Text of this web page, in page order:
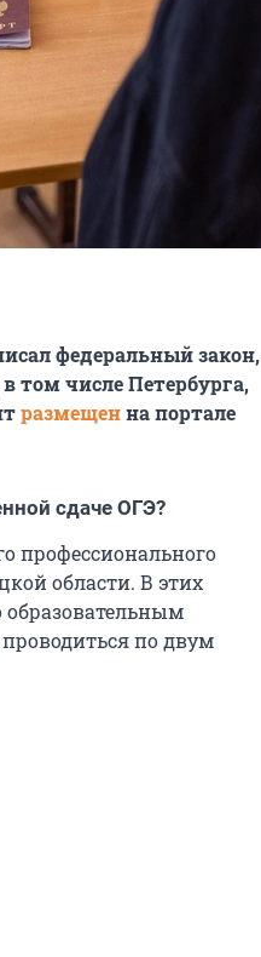
федеральный закон,
том числе Петербурга,
размещенна портале
сдаче ОГЭ?
профессионального
области. В этих
образовательным
по двум